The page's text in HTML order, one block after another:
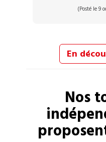
(Posté le 9
En
Nos